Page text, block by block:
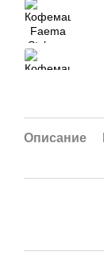
Описание